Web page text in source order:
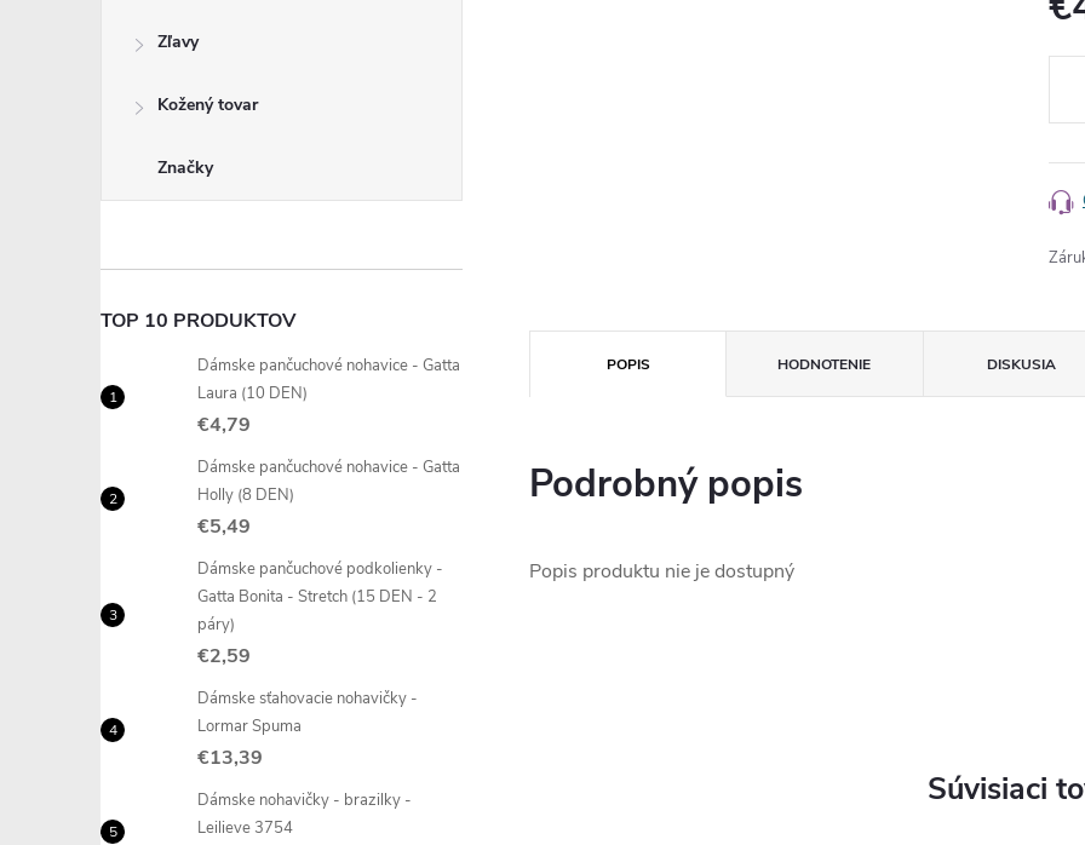
Zľavy
Kožený tovar
Značky
TOP 10 PRODUKTOV
Dámske pančuchové nohavice - Gatta
Laura (10 DEN)
€4,79
Dámske pančuchové nohavice - Gatta
Holly (8 DEN)
€5,49
Dámske pančuchové podkolienky -
Gatta Bonita - Stretch (15 DEN - 2
páry)
€2,59
Dámske sťahovacie nohavičky -
Lormar Spuma
€13,39
Dámske nohavičky - brazilky -
Leilieve 3754
POPIS HODNOTENIE DISKUSIA
Podrobný popis
Popis produktu nie je dostupný
Súvisiaci